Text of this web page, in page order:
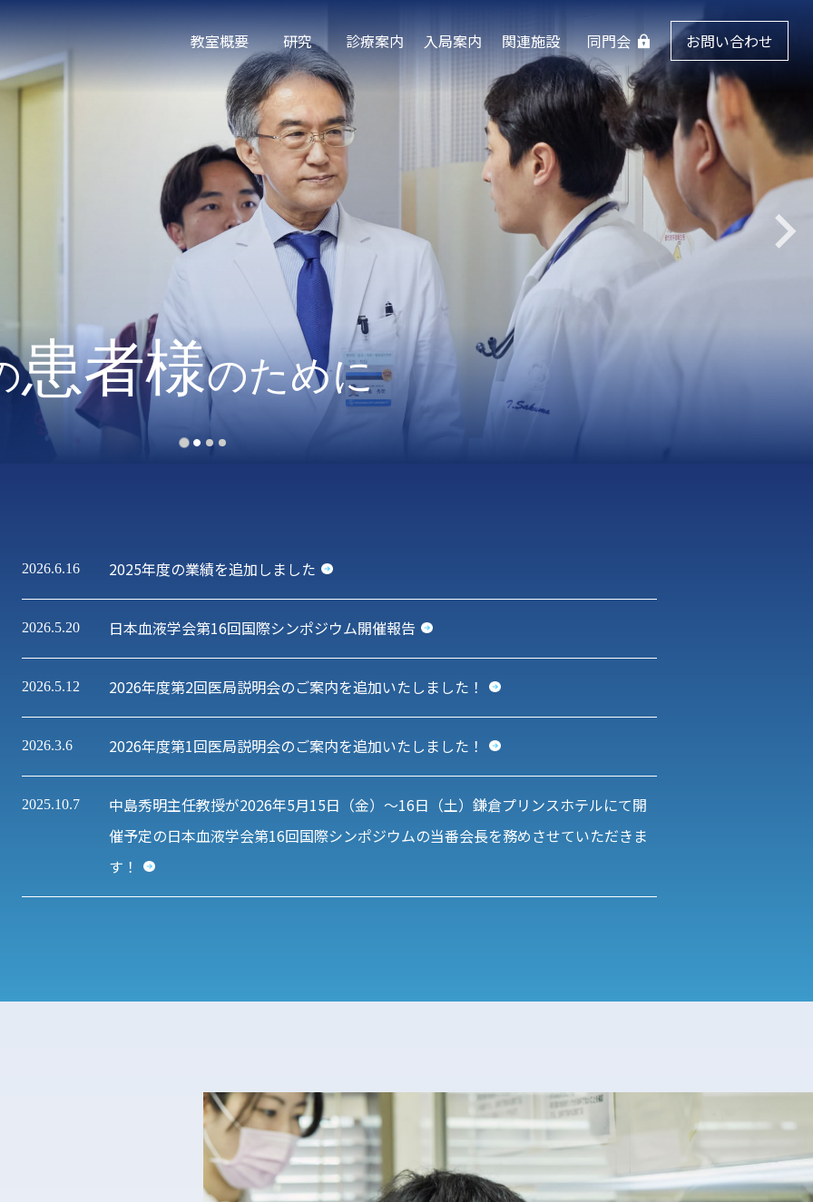
教室概要 研究 診療案内 入局案内 関連施設 同門会 お問い合わせ
患者様
目に見えない患者様のために
ランナーを目指す
ランナーを目指す
2026.6.16 2025年度の業績を追加しました
2026.5.20 日本血液学会第16回国際シンポジウム開催報告
2026.5.12 2026年度第2回医局説明会のご案内を追加いたしました！
2026.3.6 2026年度第1回医局説明会のご案内を追加いたしました！
2025.10.7
中島秀明主任教授が2026年5月15日（金）～16日（土）鎌倉プリンスホテルにて開
催予定の日本血液学会第16回国際シンポジウムの当番会長を務めさせていただきま
す！